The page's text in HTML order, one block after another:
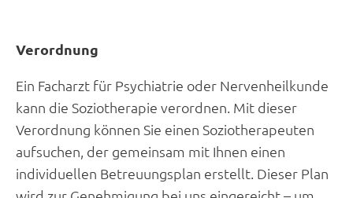
Verordnung
Ein Facharzt für Psychiatrie oder Nervenheilkunde
kann die Soziotherapie verordnen. Mit dieser
Verordnung können Sie einen Soziotherapeuten
aufsuchen, der gemeinsam mit Ihnen einen
individuellen Betreuungsplan erstellt. Dieser Plan